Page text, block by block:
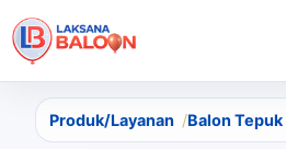
Produk/Layanan Balon Tepuk